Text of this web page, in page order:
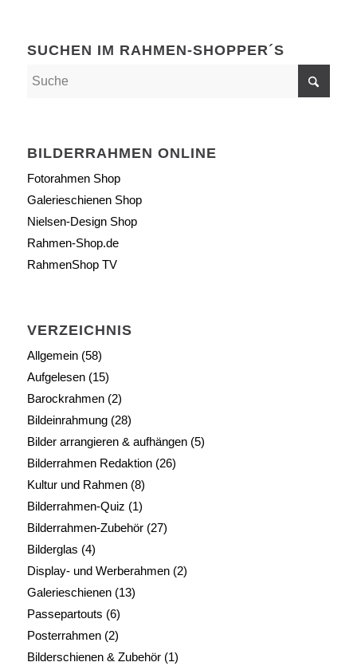
SUCHEN IM RAHMEN-SHOPPER´S
BILDERRAHMEN ONLINE
Fotorahmen Shop
Galerieschienen Shop
Nielsen-Design Shop
Rahmen-Shop.de
RahmenShop TV
VERZEICHNIS
Allgemein(58)
Aufgelesen(15)
Barockrahmen(2)
Bildeinrahmung(28)
Bilder arrangieren & aufhängen(5)
Bilderrahmen Redaktion(26)
Kultur und Rahmen(8)
Bilderrahmen-Quiz (1)
Bilderrahmen-Zubehör(27)
Bilderglas (4)
Display- und Werberahmen(2)
Galerieschienen(13)
Passepartouts (6)
Posterrahmen(2)
Bilderschienen & Zubehör(1)